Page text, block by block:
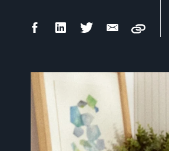
CompartilharCompartilharCompartilharCompartilhar
Copy